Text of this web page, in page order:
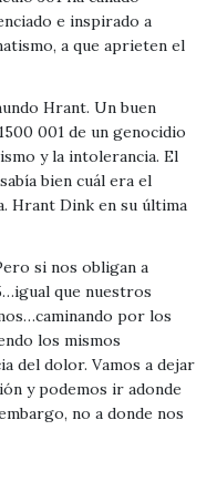
e inspirado a
a que aprieten el
Hrant. Un buen
001 de un genocidio
y la intolerancia. El
bien cuál era el
Hrant Dink en su última
si nos obligan a
que nuestros
por los
los mismos
del dolor. Vamos a dejar
y podemos ir adonde
no a donde nos